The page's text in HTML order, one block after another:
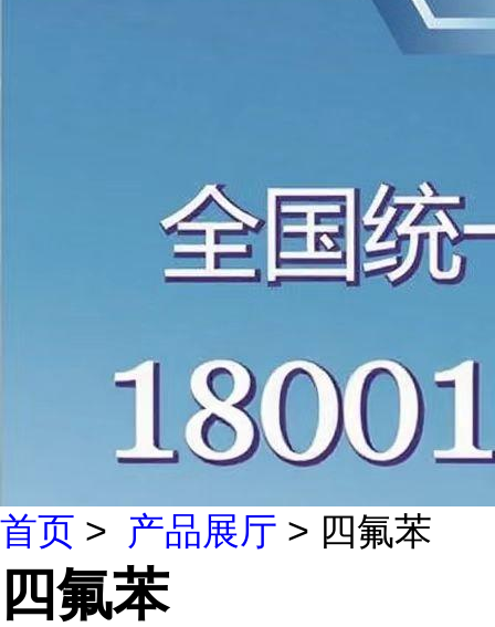
首页 > 产品展厅 > 四氟苯
四氟苯